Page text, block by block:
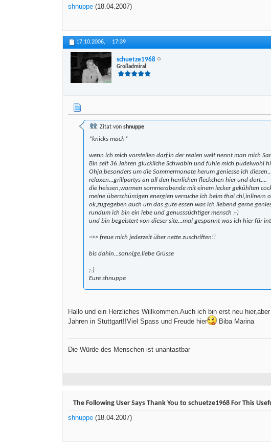
shnuppe (18.04.2007)
17.10.2006, 17:39
schuetze1968
Großadmiral
Zitat von shnuppe
*knicks mach*
wenn ich mich vorstellen darf,in der realen welt nennt man mich
Bin seit 36 Jahren glückliche Schwäbin und fühle mich pudelwohl
Ohja,besonders um die Sommermonate herum geniesse ich
relaxen...grillpartys an all den herrlichen fleckchen hier und dort....
die heissen,warmen sommerabende mit einem lecker gekühlten
meine überschüssigen energien versuche ich beim thai chi,inlinern
ok,zugegeben auch um das gute essen was ich liebend gerne
rundum ich bin ein lebe und genusssüchtiger mensch ;-)
und bin begeistert von dieser site...mal gespannt was ich hier für
=>> freue mich jederzeit über nette zuschriften!!
bis dahin...sonnige,liebe Grüsse
;-)
Eure shnuppe
Hallo und ein Herzliches Willkommen.Auch ich bin erst neu
Jahren in Stuttgart!!Viel Spass und Freude hier
Biba Marina
Die Würde des Menschen ist unantastbar
The Following User Says Thank You to schuetze1968 For This
shnuppe (18.04.2007)